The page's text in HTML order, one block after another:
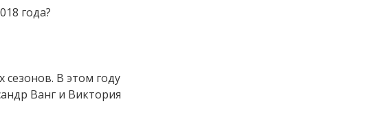
года?
В этом году
Ванг и Виктория